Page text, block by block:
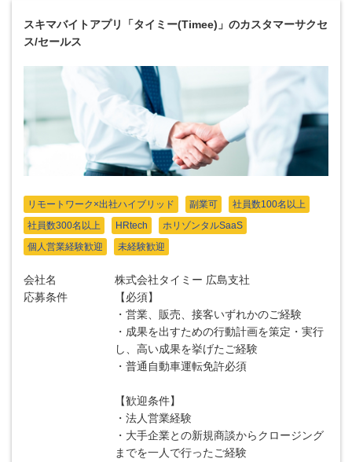
スキマバイトアプリ「タイミー(Timee)」のカスタマーサクセ
ス/セールス
リモートワーク×出社ハイブリッド 副業可
社員数100名以上
社員数300名以上
HRtech
ホリゾンタルSaaS
個人営業経験歓迎
未経験歓迎
会社名
株式会社タイミー 広島支社
応募条件
【必須】
・営業、販売、接客いずれかのご経験
・成果を出すための行動計画を策定・実行
し、高い成果を挙げたご経験
・普通自動車運転免許必須
【歓迎条件】
・法人営業経験
・大手企業との新規商談からクロージング
までを一人で行ったご経験